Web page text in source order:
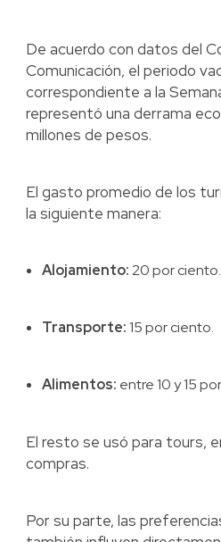
De acuerdo con datos del
Comunicación, el periodo
correspondiente a la
representó una derrama
millones de pesos.
El gasto promedio de los
la siguiente manera:
Alojamiento:20 por ciento.
Transporte:15 por ciento.
Alimentos: entre 10 y 15
El resto se usó para tours,
compras.
Por su parte, las